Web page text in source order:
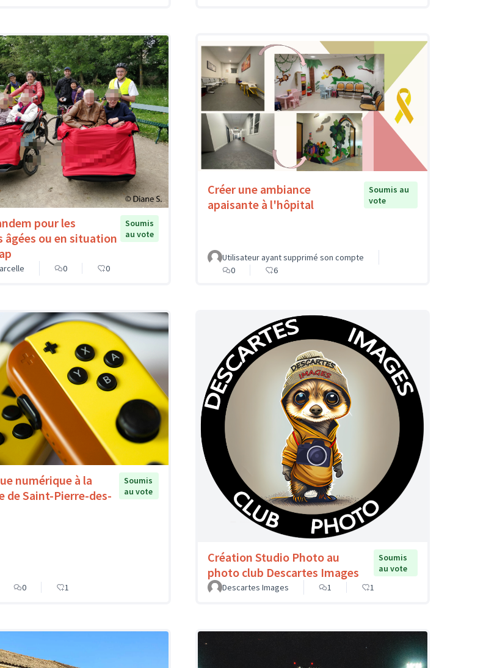
pour les
âgées ou en situation
Soumis
au vote
0 0
Créer une ambiance
apaisante à l'hôpital
Soumis au
vote
Utilisateur ayant supprimé son compte
0
6
numérique à la
de Saint-Pierre-des-
Soumis
au vote
0 1
Création Studio Photo au
photo club Descartes Images
Soumis
au vote
Descartes Images
1 1